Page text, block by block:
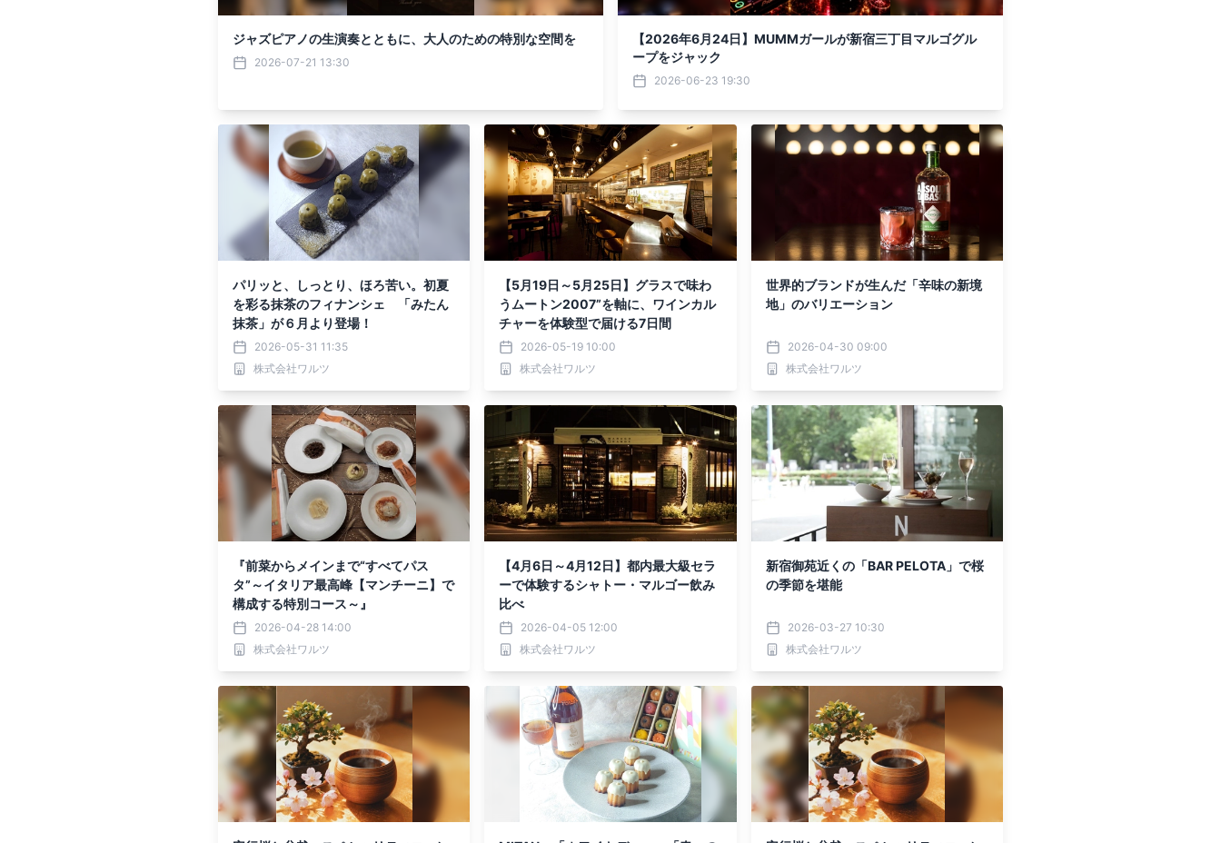
ジャズピアノの生演奏とともに、大人のための特別な空間を
2026-07-21 13:30
【2026年6月24日】MUMMガールが新宿三丁目マルゴグル
ープをジャック
2026-06-23 19:30
パリッと、しっとり、ほろ苦い。初夏
を彩る抹茶のフィナンシェ 「みたん
抹茶」が６月より登場！
2026-05-31 11:35
株式会社ワルツ
【5月19日～5月25日】グラスで味わ
うムートン2007”を軸に、ワインカル
チャーを体験型で届ける7日間
2026-05-19 10:00
株式会社ワルツ
世界的ブランドが生んだ「辛味の新境
地」のバリエーション
2026-04-30 09:00
株式会社ワルツ
『前菜からメインまで“すべてパス
タ”～イタリア最高峰【マンチーニ】で
構成する特別コース～』
2026-04-28 14:00
株式会社ワルツ
【4月6日～4月12日】都内最大級セラ
ーで体験するシャトー・マルゴー飲み
比べ
2026-04-05 12:00
株式会社ワルツ
新宿御苑近くの「BAR PELOTA」で桜
の季節を堪能
2026-03-27 10:30
株式会社ワルツ